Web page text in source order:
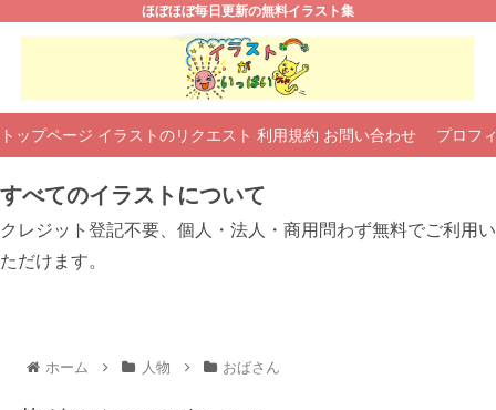
ほぼほぼ毎日更新の無料イラスト集
トップページ イラストのリクエスト 利用規約 お問い合わせ プロフ
すべてのイラストについて
クレジット登記不要、個人・法人・商用問わず無料でご利用い
ただけます。
ホーム 人物 おばさん